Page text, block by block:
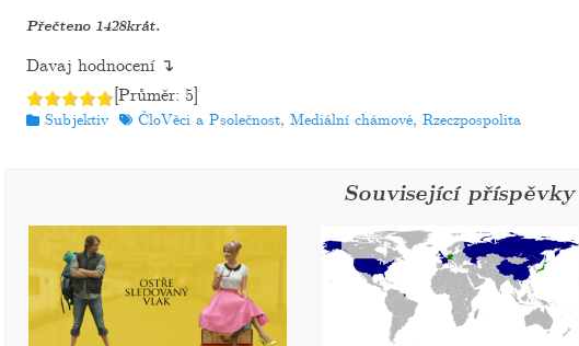
Pře­čte­no 1428­krát.
Davaj hod­no­ce­ní ↴
[Prů­měr: 5
Rubriky
Subjektiv ŠtítkyČloVěci a Psolečnost, Mediální chámové, Rzeczpospolita
Související příspěvky